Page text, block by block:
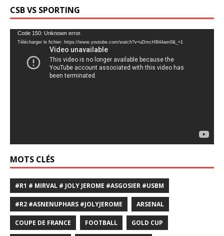
CSB VS SPORTING
Lecteur
vidéo
Code 150: Unknown error.
Télécharger le fichier: https://www.youtube.com/watch?v=uDmcHB44am0&_=1
MOTS CLÉS
#R1 # MIRVAL # JOLY JEROME #ASGOSIER #USBM
#R2 #ASNENUPHARS #JOLYJEROME ARSENAL
COUPE DE FRANCE FOOTBALL GOLD CUP